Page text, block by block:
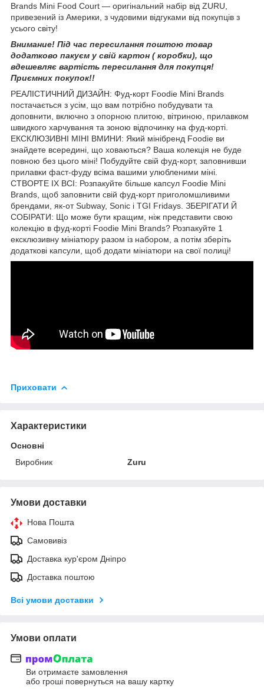
Brands Mini Food Court — оригінальний набір від ZURU,
привезений із Америки, з чудовими відгуками від покупців з
усього світу!
Внимание! Під час пересилання поштою товар
додатково пакуєм у свій картон ( коробки), що
вдешевляє вартість пересилання для покупця!
Приємних покупок!!
РЕАЛІСТИЧНИЙ ДИЗАЙН: Фуд-корт Foodie Mini Brands
постачається з усім, що вам потрібно побудувати та
доповнити, включно з опорною плитою, вітриною, прилавком
швидкого харчування та зоною відпочинку на фуд-корті.
ЕКСКЛЮЗИВНІ МІНІ ВМИНИ: Який мінібренд Foodie ви
знайдете всередині, що ховаються? Ваша колекція не буде
повною без цього міні! Побудуйте свій фуд-корт, заповнивши
прилавки фаст-фуду всіма вашими улюбленими міні.
СТВОРТЕ ІХ ВСІ: Розпакуйте більше капсул Foodie Mini
Brands, щоб заповнити свій фуд-корт приголомшливими
брендами, як-от Subway, Sonic і TGI Fridays. ЗБЕРІГАТИ Й
СОБІРАТИ: Що може бути кращим, ніж представити свою
колекцію в фуд-корті Foodie Mini Brands? Розпакуйте 1
ексклюзивну мініатюру разом із набором, а потім зберіть
додаткові капсули, щоб додати мініатюри на свої полиці!
Приховати
Характеристики
Основні
Виробник
Zuru
Умови доставки
Нова Пошта
Самовивіз
Доставка кур'єром Дніпро
Доставка поштою
Всі умови доставки
Умови оплати
Ви отримаєте замовлення
або гроші повернуться на вашу картку